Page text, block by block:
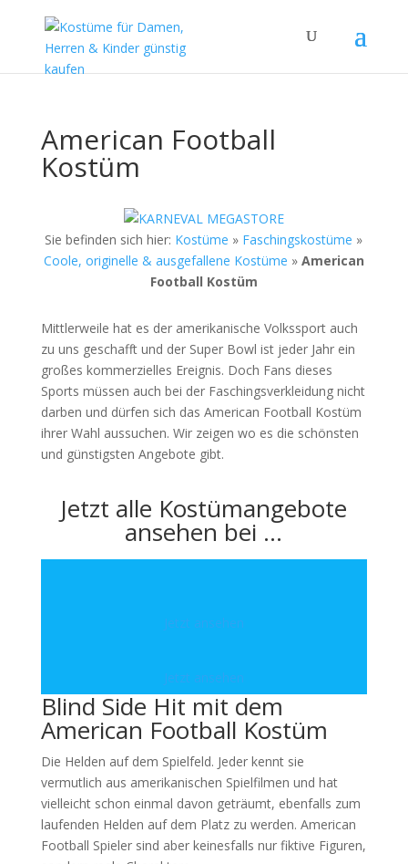
American Football
Kostüm
Sie befinden sich hier: Kostüme » Faschingskostüme »
Coole, originelle & ausgefallene Kostüme » American
Football Kostüm
Mittlerweile hat es der amerikanische Volkssport auch
zu uns geschafft und der Super Bowl ist jeder Jahr ein
großes kommerzielles Ereignis. Doch Fans dieses
Sports müssen auch bei der Faschingsverkleidung nicht
darben und dürfen sich das American Football Kostüm
ihrer Wahl aussuchen. Wir zeigen wo es die schönsten
und günstigsten Angebote gibt.
Jetzt alle Kostümangebote
ansehen bei …
Jetzt ansehen
Jetzt ansehen
Blind Side Hit mit dem
American Football Kostüm
Die Helden auf dem Spielfeld. Jeder kennt sie
vermutlich aus amerikanischen Spielfilmen und hat
vielleicht schon einmal davon geträumt, ebenfalls zum
laufenden Helden auf dem Platz zu werden. American
Football Spieler sind aber keinesfalls nur fiktive Figuren,